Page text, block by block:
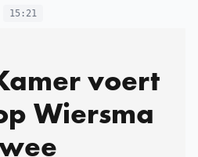
15:21
voert
Wiersma